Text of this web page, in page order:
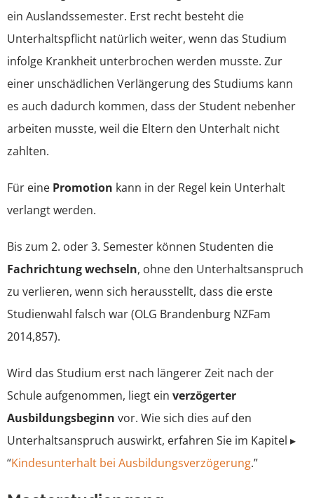
ein Auslandssemester. Erst recht besteht die
Unterhaltspflicht natürlich weiter, wenn das Studium
infolge Krankheit unterbrochen werden musste. Zur
einer unschädlichen Verlängerung des Studiums kann
es auch dadurch kommen, dass der Student nebenher
arbeiten musste, weil die Eltern den Unterhalt nicht
zahlten.
Für eine Promotion kann in der Regel kein Unterhalt
verlangt werden.
Bis zum 2. oder 3. Semester können Studenten die
Fachrichtung wechseln, ohne den Unterhaltsanspruch
zu verlieren, wenn sich herausstellt, dass die erste
Studienwahl falsch war (OLG Brandenburg NZFam
2014,857).
Wird das Studium erst nach längerer Zeit nach der
Schule aufgenommen, liegt ein verzögerter
Ausbildungsbeginn vor. Wie sich dies auf den
Unterhaltsanspruch auswirkt, erfahren Sie im Kapitel ▸
“Kindesunterhalt bei Ausbildungsverzögerung.”